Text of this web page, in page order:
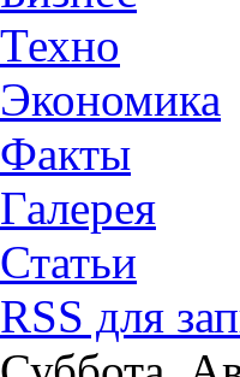
Техно
Экономика
Факты
Галерея
Статьи
RSS для